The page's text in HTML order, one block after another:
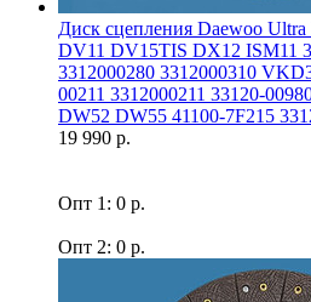
Диск сцепления Daewoo
DV11 DV15TIS DX12 ISM11
3312000280 3312000310
00211 3312000211 33120-
DW52 DW55 41100-7F215
19 990 р.
Опт 1: 0 р.
Опт 2: 0 р.